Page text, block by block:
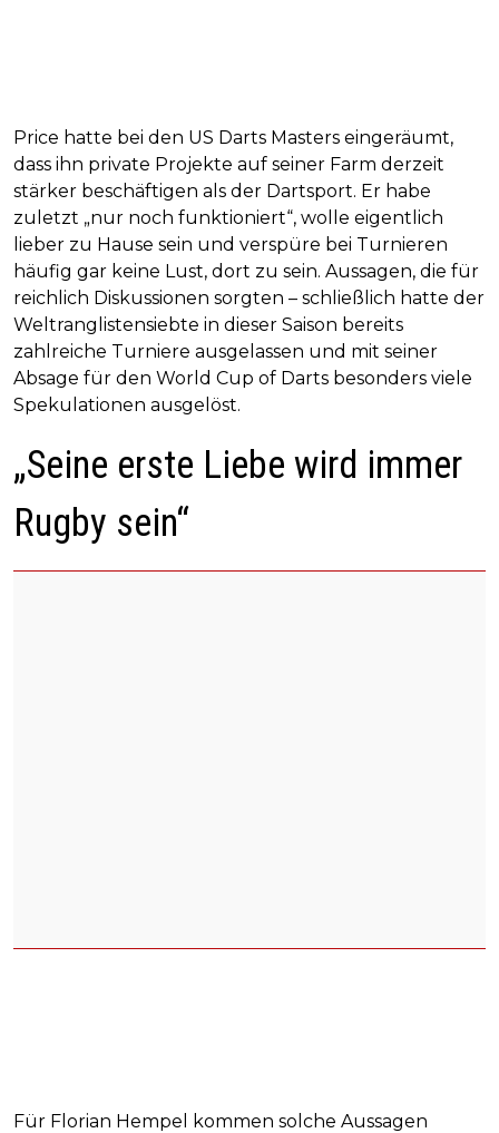
Price hatte bei den US Darts Masters eingeräumt,
dass ihn private Projekte auf seiner Farm derzeit
stärker beschäftigen als der Dartsport. Er habe
zuletzt „nur noch funktioniert“, wolle eigentlich
lieber zu Hause sein und verspüre bei Turnieren
häufig gar keine Lust, dort zu sein. Aussagen, die für
reichlich Diskussionen sorgten – schließlich hatte der
Weltranglistensiebte in dieser Saison bereits
zahlreiche Turniere ausgelassen und mit seiner
Absage für den World Cup of Darts besonders viele
Spekulationen ausgelöst.
„Seine erste Liebe wird immer
Rugby sein“
Für Florian Hempel kommen solche Aussagen